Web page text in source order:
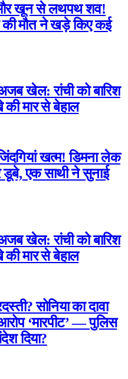
और खून से लथपथ शव!
की मौत ने खड़े किए कई
खेल: रांची को बारिश
मार से बेहाल
खत्म! डिमना लेक
एक साथी ने सुनाई
खेल: रांची को बारिश
मार से बेहाल
सोनिया का दावा
‘मारपीट’ — पुलिस
दिया?